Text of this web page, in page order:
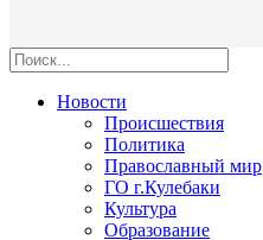
Новости
Происшествия
Политика
Православный мир
ГО г.Кулебаки
Культура
Образование